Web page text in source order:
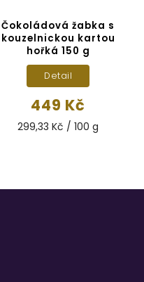
Čokoládová žabka s
kouzelnickou kartou
hořká 150 g
449 Kč
299,33 Kč / 100 g
Detail